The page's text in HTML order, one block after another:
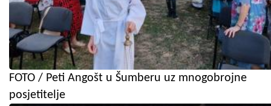
FOTO / Peti Angošt u Šumberu uz mnogobrojne
posjetitelje